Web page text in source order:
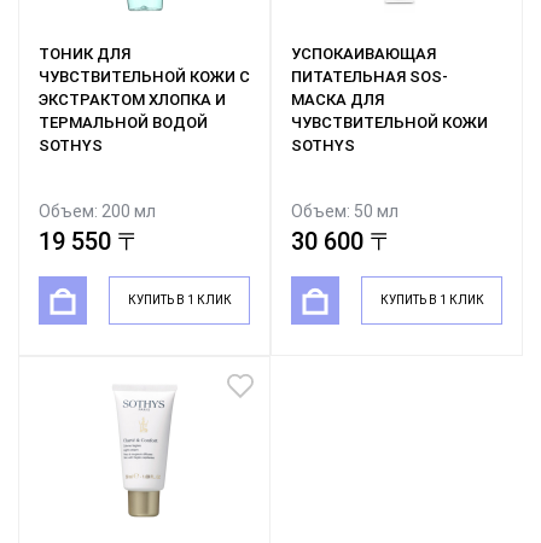
ТОНИК ДЛЯ
ЧУВСТВИТЕЛЬНОЙ КОЖИ С
ЭКСТРАКТОМ ХЛОПКА И
ТЕРМАЛЬНОЙ ВОДОЙ
SOTHYS
Объем: 200 мл
19 550 〒
КУПИТЬ В 1 КЛИК
УСПОКАИВАЮЩАЯ
ПИТАТЕЛЬНАЯ SOS-
МАСКА ДЛЯ
ЧУВСТВИТЕЛЬНОЙ КОЖИ
SOTHYS
Объем: 50 мл
30 600 〒
КУПИТЬ В 1 КЛИК